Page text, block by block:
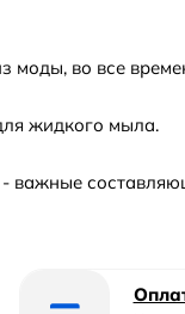
моды, во все
жидкого мыла.
важные